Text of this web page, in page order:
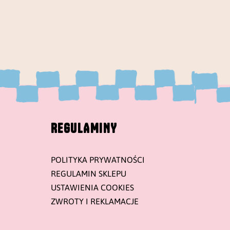
REGULAMINY
POLITYKA PRYWATNOŚCI
REGULAMIN SKLEPU
USTAWIENIA COOKIES
ZWROTY I REKLAMACJE